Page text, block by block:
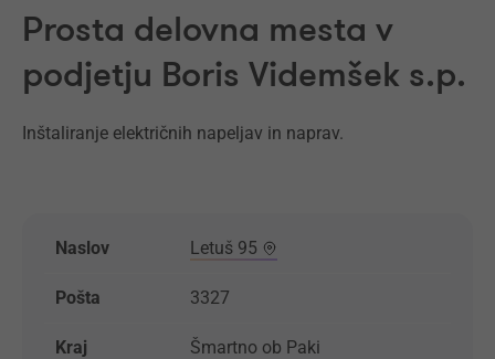
Prosta delovna mesta v
podjetju Boris Videmšek s.p.
Inštaliranje električnih napeljav in naprav.
Naslov Letuš 95
Pošta 3327
Kraj Šmartno ob Paki